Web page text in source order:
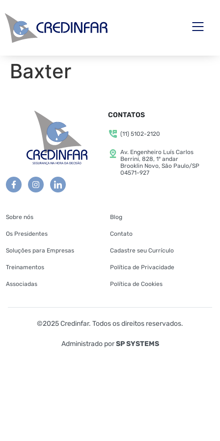
Baxter
CONTATOS
(11) 5102-2120
Av. Engenheiro Luís Carlos
Berrini, 828, 1º andar
Brooklin Novo, São Paulo/SP
04571-927
Sobre nós
Os Presidentes
Soluções para Empresas
Treinamentos
Associadas
Blog
Contato
Cadastre seu Currículo
Política de Privacidade
Política de Cookies
©2025 Credinfar. Todos os direitos reservados.
Administrado porSP SYSTEMS